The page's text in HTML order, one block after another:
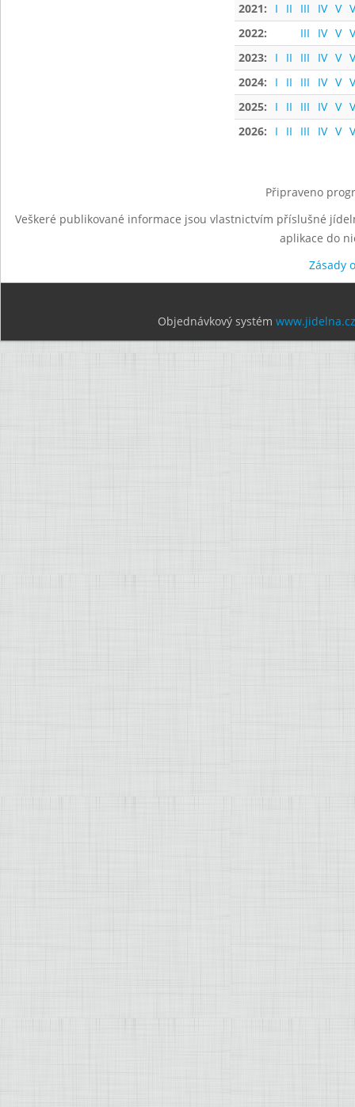
2021:
I II III IV V
2022:
III IV V
2023:
I II III IV V
2024:
I II III IV V
2025:
I II III IV V
2026:
I II III IV V
Připraveno
Veškeré publikované informace jsou vlastnictvím příslušné
aplikace do
Zásady
Objednávkový systém www.jidelna.cz